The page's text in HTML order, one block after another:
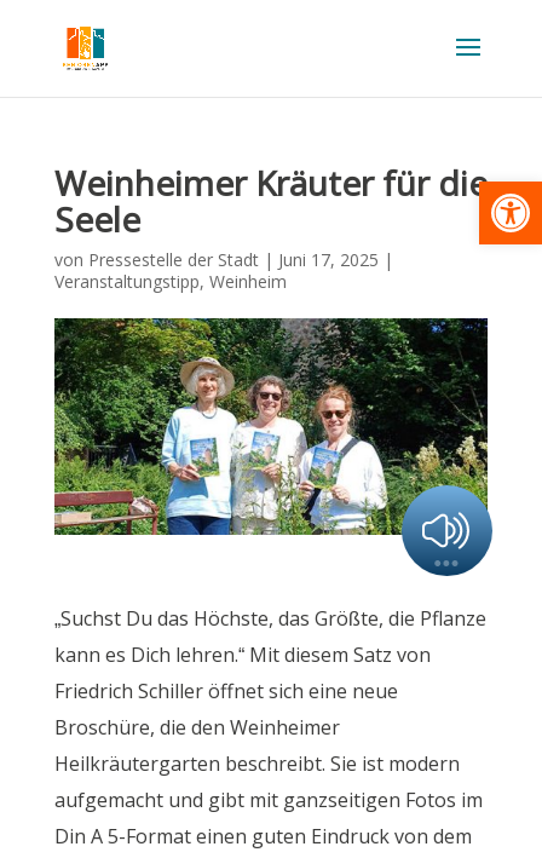
Weinheimer Kräuter für die
Seele
von Pressestelle der Stadt| Juni 17, 2025 |
Veranstaltungstipp, Weinheim
„Suchst Du das Höchste, das Größte, die Pflanze
kann es Dich lehren.“ Mit diesem Satz von
Friedrich Schiller öffnet sich eine neue
Broschüre, die den Weinheimer
Heilkräutergarten beschreibt. Sie ist modern
aufgemacht und gibt mit ganzseitigen Fotos im
Din A 5-Format einen guten Eindruck von dem